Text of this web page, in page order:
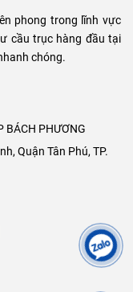
phong trong lĩnh vực
cầu trục hàng đầu tại
chóng.
BÁCH PHƯƠNG
Quận Tân Phú, TP.